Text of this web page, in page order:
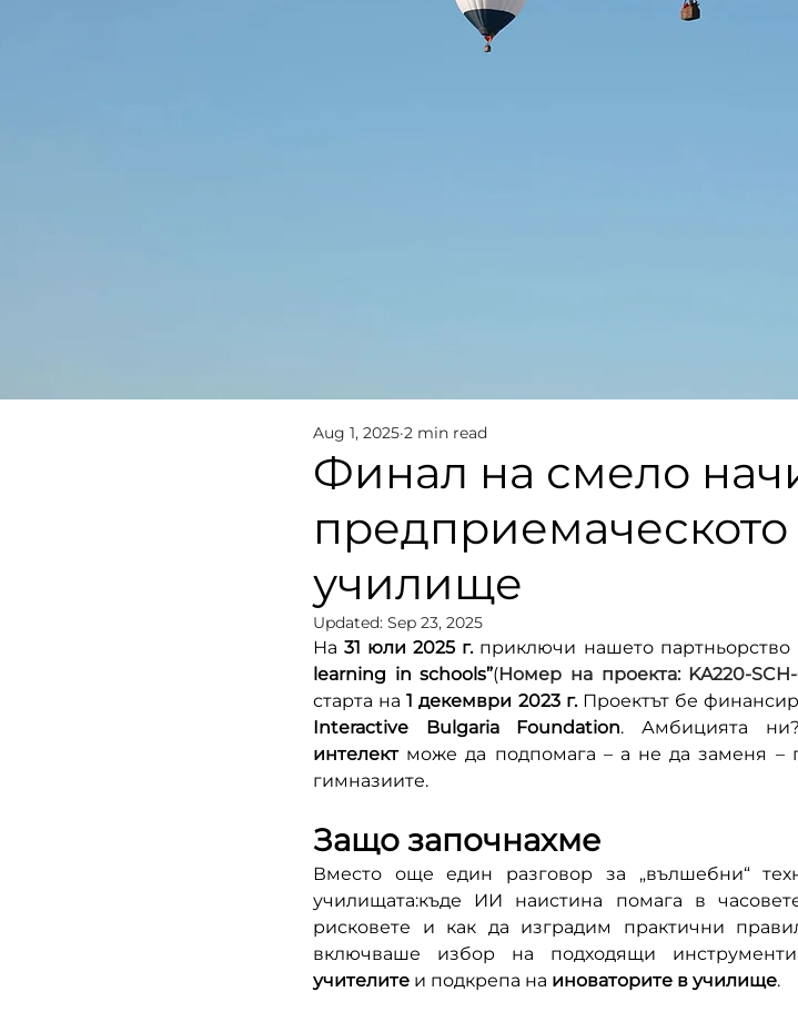
Финал на смело
училище
Aug 1, 2025 2 min read
Updated: Sep 23, 2025
На 31 юли 2025 г. приключи нашето партньорство
learning in schools”(Номер на проекта: KA220-SCH-
старта на 1 декември 2023 г. Проектът бе
Interactive Bulgaria Foundation. Амбицията
интелект може да подпомага – а не да заменя –
гимназиите.
Защо започнахме
Вместо още един разговор за „вълшебни“
училищата:къде ИИ наистина помага в
рисковете и как да изградим практични
включваше избор на подходящи
учителите и подкрепа на иноваторите в училище.